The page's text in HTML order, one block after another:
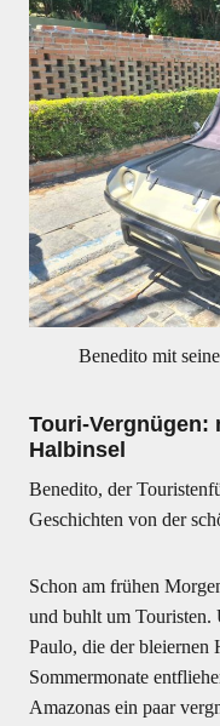
Benedito mit
Touri-Vergnügen:
Halbinsel
Benedito, der
Geschichten von der
Schon am frühen
und buhlt um Touristen.
Paulo, die der bleiernen
Sommermonate
Amazonas ein paar